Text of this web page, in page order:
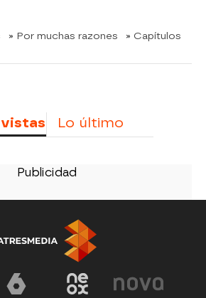
» Por muchas razones
» Capítulos
vistas Lo último